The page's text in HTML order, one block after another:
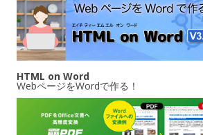
HTML on Word
WebページをWordで作る！